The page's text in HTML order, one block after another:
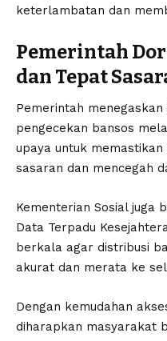
keterlambatan dan
Pemerintah
dan Tepat
Pemerintah
pengecekan bansos
upaya untuk
sasaran dan mencegah
Kementerian Sosial juga
Data Terpadu
berkala agar distribusi
akurat dan merata ke
Dengan kemudahan
diharapkan masyarakat